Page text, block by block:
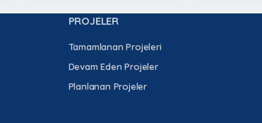
PROJELER
Tamamlanan Projeleri
Devam Eden Projeler
Planlanan Projeler